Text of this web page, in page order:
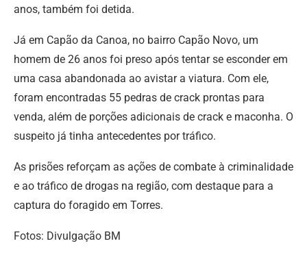
anos, também foi detida.
Já em Capão da Canoa, no bairro Capão Novo, um
homem de 26 anos foi preso após tentar se esconder em
uma casa abandonada ao avistar a viatura. Com ele,
foram encontradas 55 pedras de crack prontas para
venda, além de porções adicionais de crack e maconha. O
suspeito já tinha antecedentes por tráfico.
As prisões reforçam as ações de combate à criminalidade
e ao tráfico de drogas na região, com destaque para a
captura do foragido em Torres.
Fotos: Divulgação BM